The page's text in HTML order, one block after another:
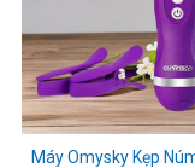
Máy Omysky Kẹp